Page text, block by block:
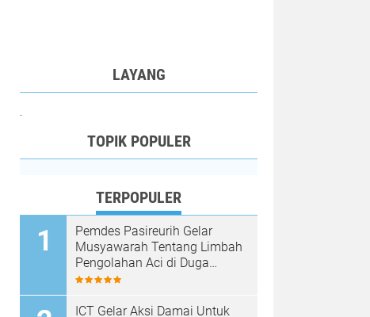
LAYANG
TOPIK POPULER
TERPOPULER
Pemdes Pasireurih Gelar
Musyawarah Tentang Limbah
Pengolahan Aci di Duga
Cemari Sungai Cisata
Sementara
ICT Gelar Aksi Damai Untuk